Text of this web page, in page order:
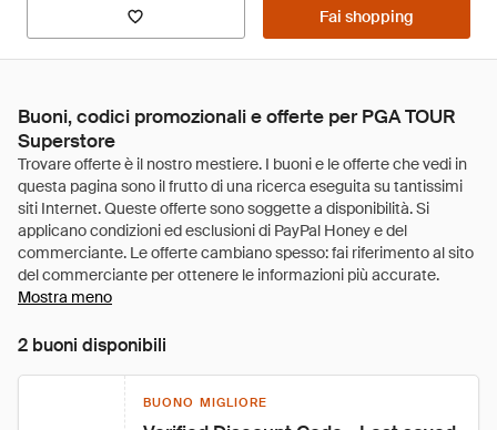
Fai shopping
Buoni, codici promozionali e offerte per PGA TOUR
Superstore
Mostra meno
2 buoni disponibili
BUONO MIGLIORE